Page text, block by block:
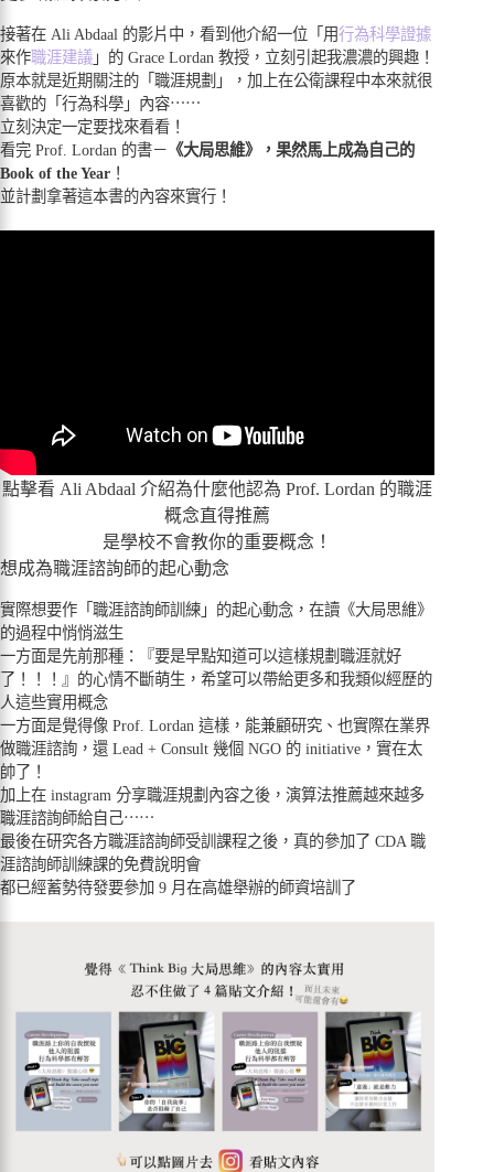
接著在 Ali Abdaal 的影片中，看到他介紹一位「用行為科學證據
來作職涯建議 」的 Grace Lordan 教授，立刻引起我濃濃的興趣！
原本就是近期關注的「職涯規劃」，加上在公衛課程中本來就很
喜歡的「行為科學」內容⋯⋯
立刻決定一定要找來看看！
看完 Prof. Lordan 的書－ 《大局思維》，果然馬上成為自己的
Book of the Year ！
並計劃拿著這本書的內容來實行！
點擊看 Ali Abdaal 介紹為什麼他認為 Prof. Lordan 的職涯
概念直得推薦
是學校不會教你的重要概念！
想成為職涯諮詢師的起心動念
實際想要作「職涯諮詢師訓練」的起心動念，在讀《大局思維》
的過程中悄悄滋生
一方面是先前那種：『要是早點知道可以這樣規劃職涯就好
了！！！』的心情不斷萌生，希望可以帶給更多和我類似經歷的
人這些實用概念
一方面是覺得像 Prof. Lordan 這樣，能兼顧研究、也實際在業界
做職涯諮詢，還 Lead + Consult 幾個 NGO 的 initiative，實在太
帥了！
加上在 instagram 分享職涯規劃內容之後，演算法推薦越來越多
職涯諮詢師給自己⋯⋯
最後在研究各方職涯諮詢師受訓課程之後，真的參加了 CDA 職
涯諮詢師訓練課的免費說明會
都已經蓄勢待發要參加 9 月在高雄舉辦的師資培訓了